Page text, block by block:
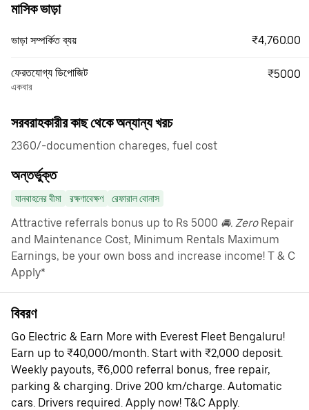
মাসিক ভাড়া
ভাড়া সম্পর্কিত ব্যয় ₹4,760.00
ফেরতযোগ্য ডিপোজিট
একবার
₹5000
সরবরাহকারীর কাছ থেকে অন্যান্য খরচ
2360/-documention chareges, fuel cost
অন্তর্ভুক্ত
যানবাহনের বীমা রক্ষণাবেক্ষণ রেফারাল বোনাস
Attractive referrals bonus up to Rs 5000 🚘. ZeroRepair
and Maintenance Cost, Minimum Rentals Maximum
Earnings, be your own boss and increase income! T & C
Apply*
বিবরণ
Go Electric & Earn More with Everest Fleet Bengaluru!
Earn up to ₹40,000/month. Start with ₹2,000 deposit.
Weekly payouts, ₹6,000 referral bonus, free repair,
parking & charging. Drive 200 km/charge. Automatic
cars. Drivers required. Apply now! T&C Apply.